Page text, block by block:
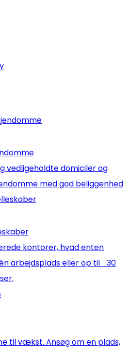
vedligeholdte domiciler og
med god beliggenhed
kontorer, hvad enten
arbejdsplads eller op til 30
til vækst. Ansøg om en plads,